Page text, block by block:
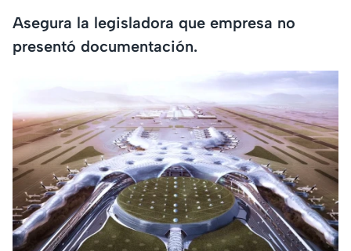
Asegura la legisladora que empresa no
presentó documentación.